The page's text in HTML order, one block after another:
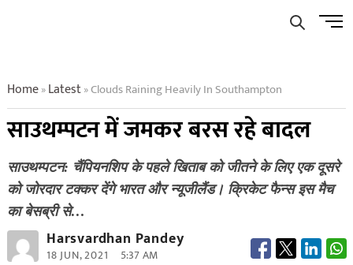
Menu
Home»Latest»Clouds Raining Heavily In Southampton
साउथम्पटन में जमकर बरस रहे बादल
साउथम्पटन: चैंपियनशिप के पहले खिताब को जीतने के लिए एक दूसरे
को जोरदार टक्कर देंगे भारत और न्यूजीलैंड। क्रिकेट फैन्स इस मैच
का बेसब्री से…
Harsvardhan Pandey
18 JUN, 2021 5:37 AM